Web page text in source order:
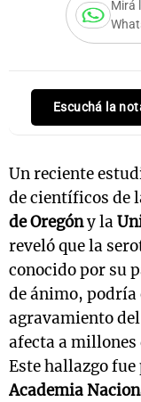
Mirá
Escuchá la
Un reciente
de científicos de
de Oregóny la
reveló que la
conocido por su
de ánimo, podría
agravamiento
afecta a millones
Este hallazgo
Academia